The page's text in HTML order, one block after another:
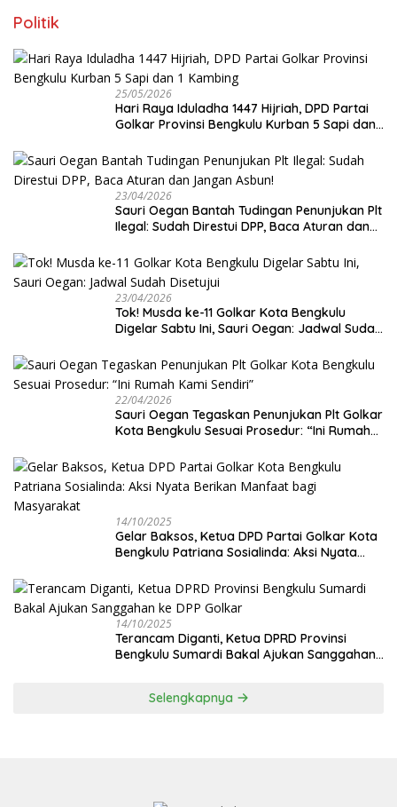
Politik
25/05/2026
Hari Raya Iduladha 1447 Hijriah, DPD Partai
Golkar Provinsi Bengkulu Kurban 5 Sapi dan 1
23/04/2026
Sauri Oegan Bantah Tudingan Penunjukan Plt
Ilegal: Sudah Direstui DPP, Baca Aturan dan
23/04/2026
‎Tok! Musda ke-11 Golkar Kota Bengkulu
Digelar Sabtu Ini, Sauri Oegan: Jadwal Sudah
22/04/2026
Sauri Oegan Tegaskan Penunjukan Plt Golkar
Kota Bengkulu Sesuai Prosedur: “Ini Rumah
14/10/2025
‎Gelar Baksos, Ketua DPD Partai Golkar Kota
Bengkulu Patriana Sosialinda: Aksi Nyata
14/10/2025
Terancam Diganti, Ketua DPRD Provinsi
Bengkulu Sumardi Bakal Ajukan Sanggahan
Selengkapnya